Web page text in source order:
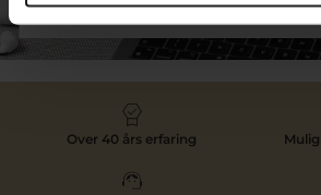
Tilmeld dig
Over 40 års erfaring